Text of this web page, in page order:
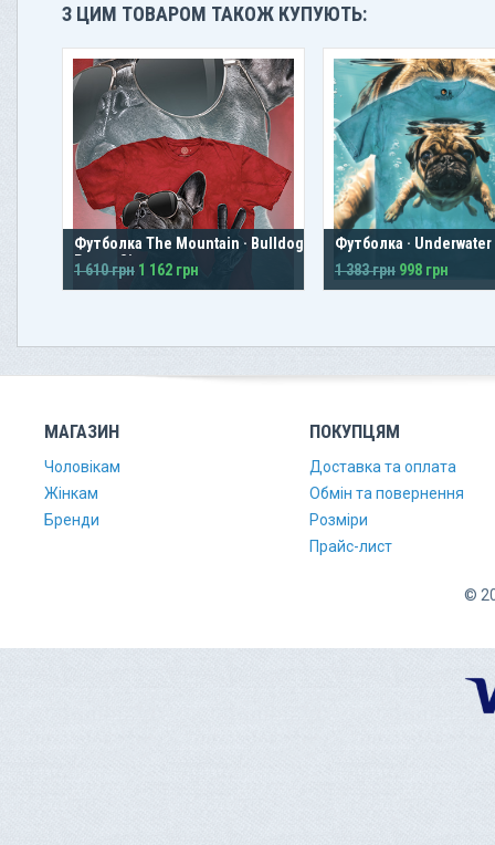
З ЦИМ ТОВАРОМ ТАКОЖ КУПУЮТЬ:
Футболка The Mountain · Bulldog
Peace Sign
1 610 грн 1 162 грн
Футболка · Underwater
1 383 грн 998 грн
МАГАЗИН
Чоловікам
Жінкам
Бренди
ПОКУПЦЯМ
Доставка та оплата
Обмін та повернення
Розміри
Прайс-лист
©